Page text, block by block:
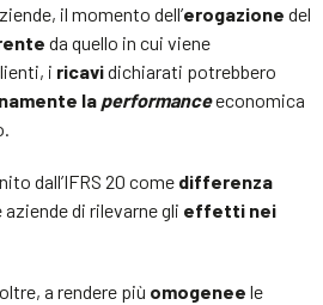
il momento dell’erogazione del
da quello in cui viene
i ricavidichiarati potrebbero
la performanceeconomica
dall’IFRS 20 come differenza
aziende di rilevarne gli effetti nei
a rendere più omogenee le